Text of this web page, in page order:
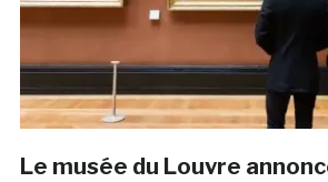
Le musée du Louvre